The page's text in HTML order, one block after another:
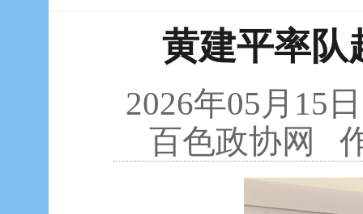
黄建平率队
2026年05月15
百色政协网